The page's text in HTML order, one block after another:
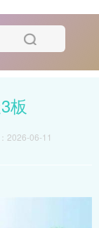
板
2026-06-11